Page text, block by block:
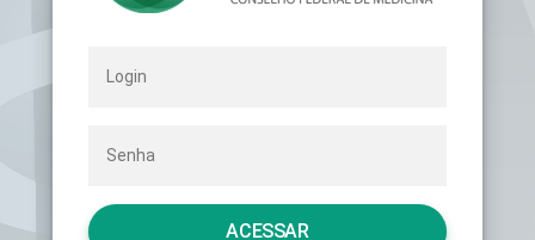
ACESSAR